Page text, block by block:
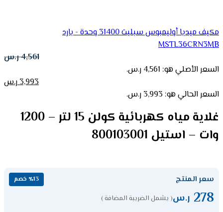
مكيف ميديا أوليمبوس سبليت 31400 وحدة - بارد
MSTL36CRN3MB
4,561ر.س
السعر الأصلي هو: 4,561 ر.س.
3,993ر.س
السعر الحالي هو: 3,993 ر.س.
غلاية مياه كهربائية كولن 15 لتر – 1200
وات – استيل 800103001
سعر المنتج ٪13 خصم
278 ر.س( يشمل الضريبة المضافة )